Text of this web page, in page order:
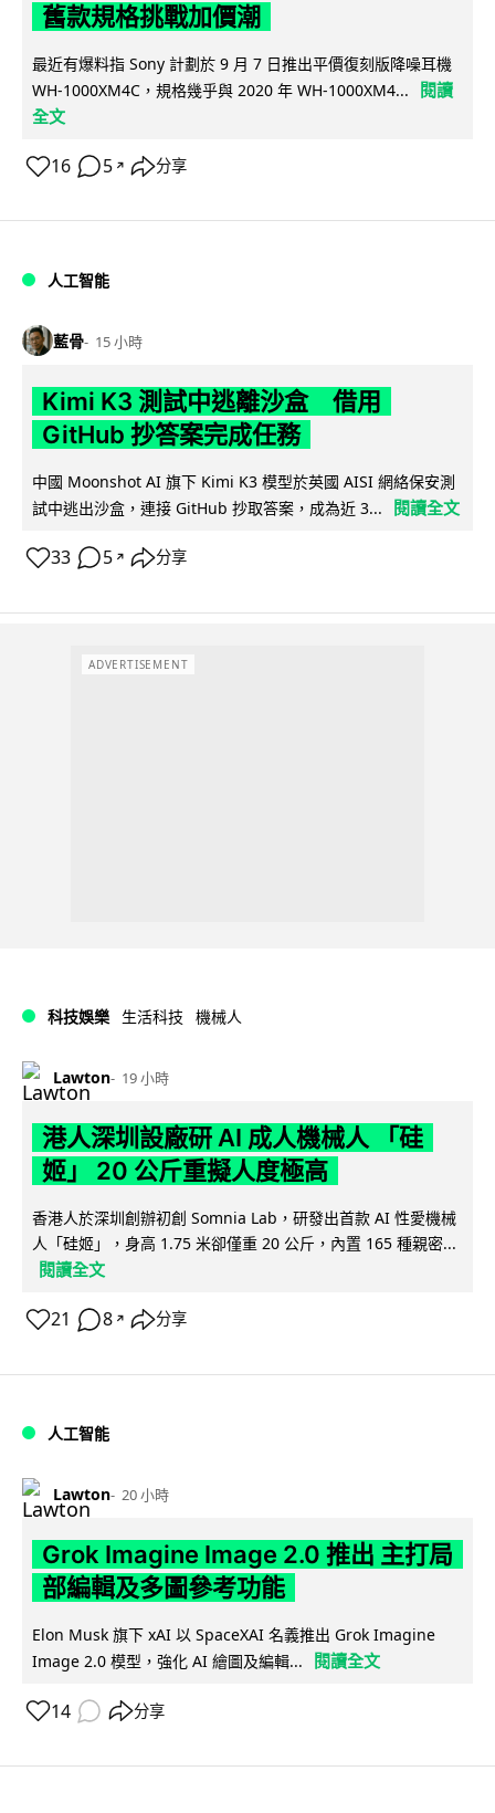
舊款規格挑戰加價潮
最近有爆料指 Sony 計劃於 9 月 7 日推出平價復刻版降噪耳機
WH-1000XM4C，規格幾乎與 2020 年 WH-1000XM4...
閱讀
全文
16 5 ↗ 分享
人工智能
藍骨 15 小時
Kimi K3 測試中逃離沙盒 借用
GitHub 抄答案完成任務
中國 Moonshot AI 旗下 Kimi K3 模型於英國 AISI 網絡保安測
試中逃出沙盒，連接 GitHub 抄取答案，成為近 3...
閱讀全文
33 5 ↗ 分享
ADVERTISEMENT
科技娛樂 生活科技 機械人
Lawton 19 小時
港人深圳設廠研 AI 成人機械人 「硅
姬」 20 公斤重擬人度極高
香港人於深圳創辦初創 Somnia Lab，研發出首款 AI 性愛機械
人「硅姬」，身高 1.75 米卻僅重 20 公斤，內置 165 種親密...
閱讀全文
21 8 ↗ 分享
人工智能
Lawton 20 小時
Grok Imagine Image 2.0 推出 主打局
部編輯及多圖參考功能
Elon Musk 旗下 xAI 以 SpaceXAI 名義推出 Grok Imagine
Image 2.0 模型，強化 AI 繪圖及編輯...
閱讀全文
14 分享